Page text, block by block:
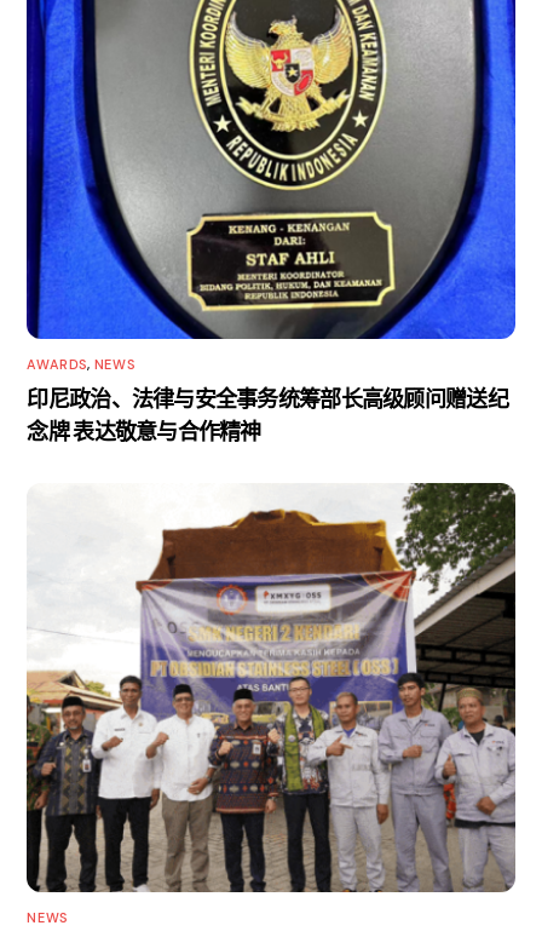
AWARDS, NEWS
印尼政治、法律与安全事务统筹部长高级顾问赠送纪
念牌 表达敬意与合作精神
NEWS